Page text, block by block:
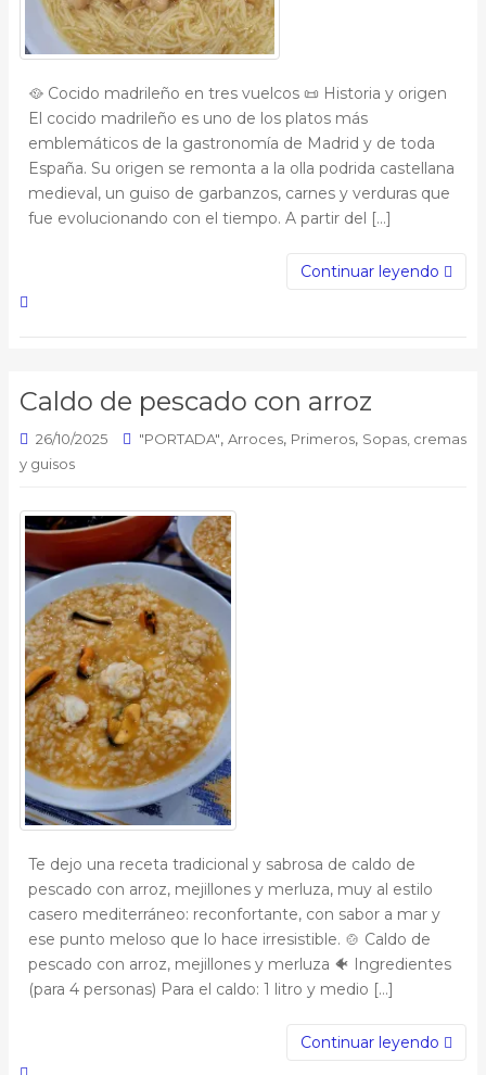
🥘 Cocido madrileño en tres vuelcos 📜 Historia y origen
El cocido madrileño es uno de los platos más
emblemáticos de la gastronomía de Madrid y de toda
España. Su origen se remonta a la olla podrida castellana
medieval, un guiso de garbanzos, carnes y verduras que
fue evolucionando con el tiempo. A partir del […]
Continuar leyendo
Caldo de pescado con arroz
26/10/2025 "PORTADA", Arroces, Primeros, Sopas, cremas
y guisos
Te dejo una receta tradicional y sabrosa de caldo de
pescado con arroz, mejillones y merluza, muy al estilo
casero mediterráneo: reconfortante, con sabor a mar y
ese punto meloso que lo hace irresistible. 🍲 Caldo de
pescado con arroz, mejillones y merluza 🐠 Ingredientes
(para 4 personas) Para el caldo: 1 litro y medio […]
Continuar leyendo